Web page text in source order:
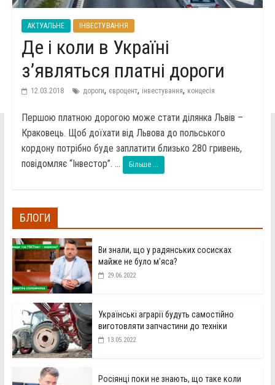
АКТУАЛЬНЕ ІНВЕСТУВАННЯ
Де і коли в Україні
з’являться платні дороги
12.03.2018 дороги, євроцент, інвестування, концесія
Першою платною дорогою може стати ділянка Львів –
Краковець. Щоб доїхати від Львова до польського
кордону потрібно буде заплатити близько 280 гривень,
повідомляє “Інвестор”. ...
Більше ...
БЛОГИ
Ви знали, що у радянських сосисках
майже не було м’яса?
29.06.2022
Українські аграрії будуть самостійно
виготовляти запчастини до техніки
13.05.2022
Росіянці поки не знають, що таке коли